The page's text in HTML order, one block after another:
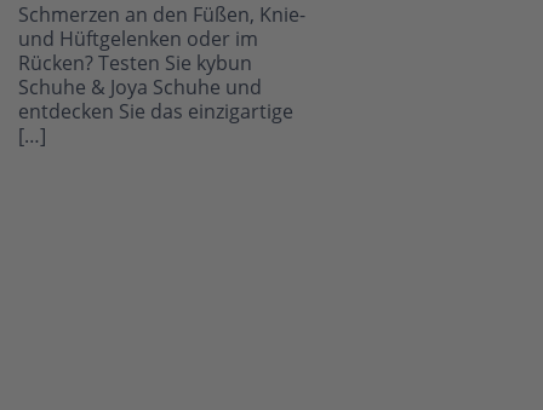
Schmerzen an den Füßen, Knie-
und Hüftgelenken oder im
Rücken? Testen Sie kybun
Schuhe & Joya Schuhe und
entdecken Sie das einzigartige
[…]